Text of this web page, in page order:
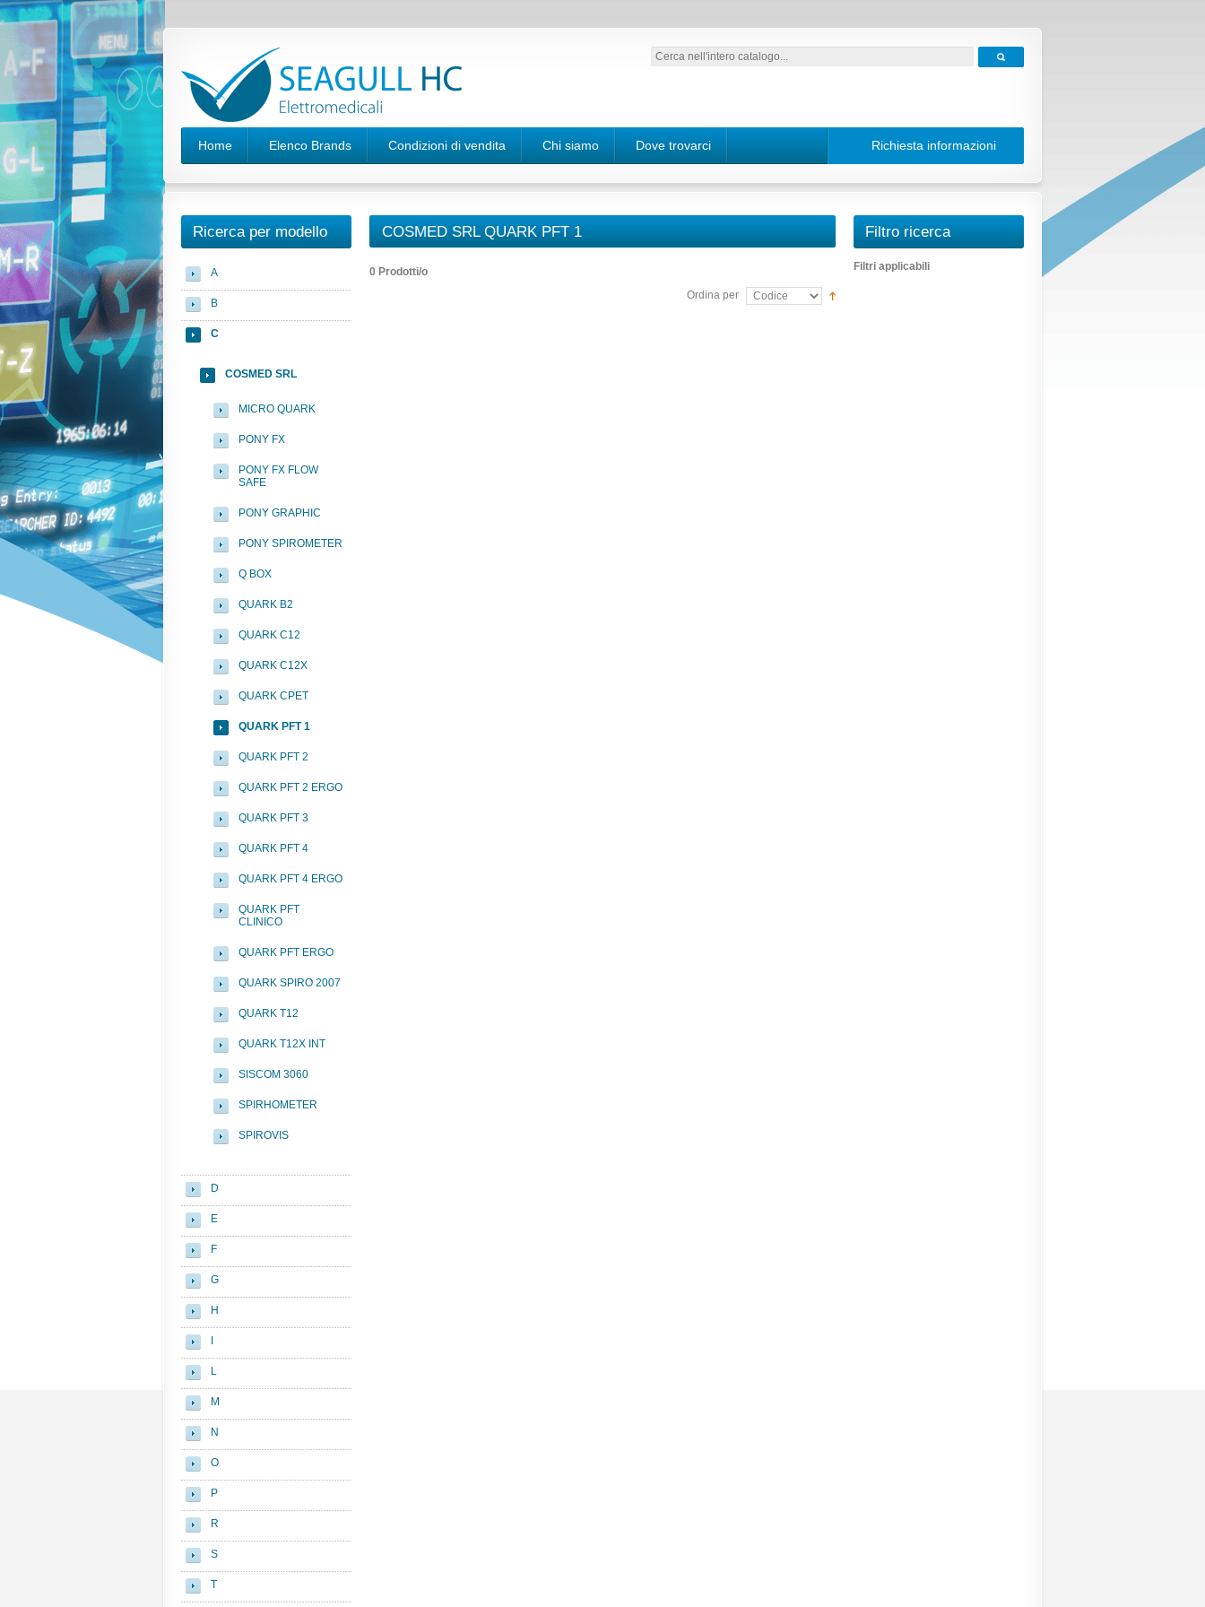
Richiesta informazioni
Home Elenco Brands Condizioni di vendita Chi siamo Dove trovarci
COSMED SRL QUARK PFT 1
0 Prodotti/o
Ordina per
Ricerca per modello
A
B
C
COSMED SRL
MICRO QUARK
PONY FX
PONY FX FLOW
SAFE
PONY GRAPHIC
PONY SPIROMETER
Q BOX
QUARK B2
QUARK C12
QUARK C12X
QUARK CPET
QUARK PFT 1
QUARK PFT 2
QUARK PFT 2 ERGO
QUARK PFT 3
QUARK PFT 4
QUARK PFT 4 ERGO
QUARK PFT
CLINICO
QUARK PFT ERGO
QUARK SPIRO 2007
QUARK T12
QUARK T12X INT
SISCOM 3060
SPIRHOMETER
SPIROVIS
D
E
F
G
H
L
M
N
O
P
R
S
T
Filtro ricerca
Filtri applicabili